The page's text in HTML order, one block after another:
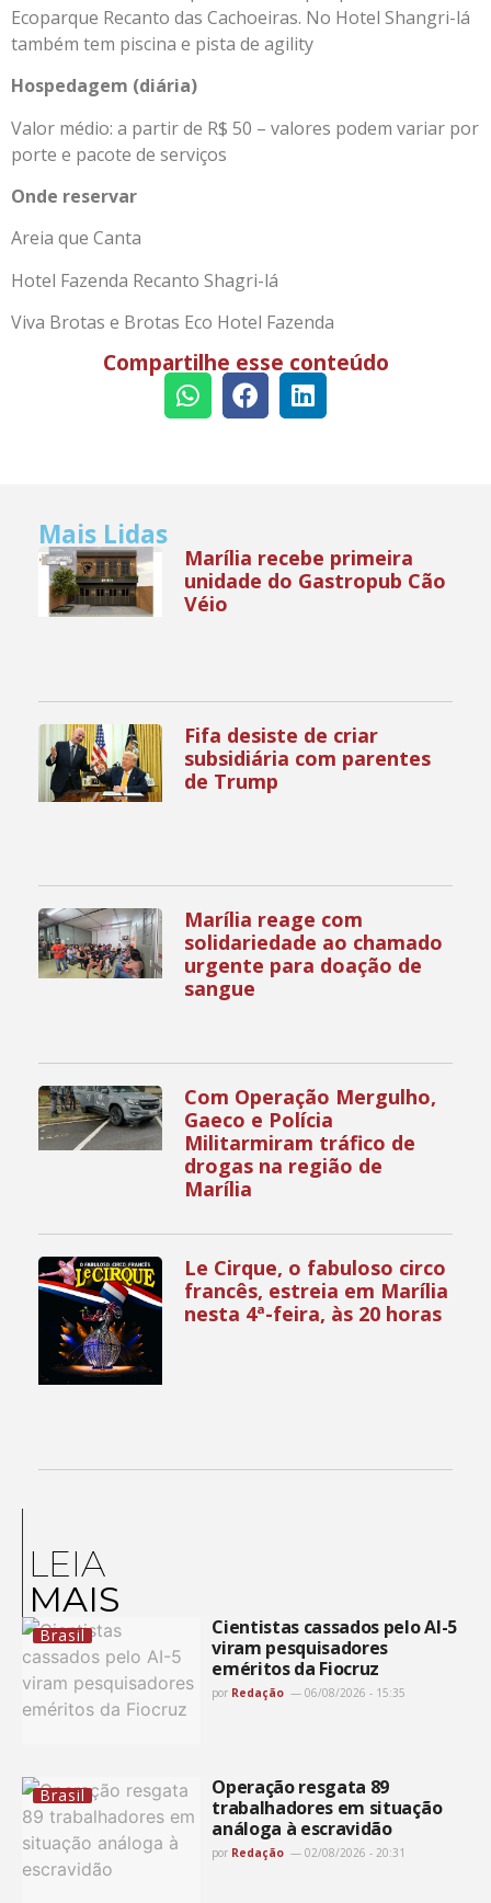
Ecoparque Recanto das Cachoeiras. No Hotel Shangri-lá
também tem piscina e pista de agility
Hospedagem (diária)
Valor médio: a partir de R$ 50 – valores podem variar por
porte e pacote de serviços
Onde reservar
Areia que Canta
Hotel Fazenda Recanto Shagri-lá
Viva Brotas e Brotas Eco Hotel Fazenda
Compartilhe esse conteúdo
Mais Lidas
Marília recebe primeira
unidade do Gastropub Cão
Véio
Fifa desiste de criar
subsidiária com parentes
de Trump
Marília reage com
solidariedade ao chamado
urgente para doação de
sangue
Com Operação Mergulho,
Gaeco e Polícia
Militarmiram tráfico de
drogas na região de
Marília
Le Cirque, o fabuloso circo
francês, estreia em Marília
nesta 4ª-feira, às 20 horas
LEIA
MAIS
Brasil
Cientistas cassados pelo AI-5
viram pesquisadores
eméritos da Fiocruz
por Redação 06/08/2026 - 15:35
Brasil
Operação resgata 89
trabalhadores em situação
análoga à escravidão
por Redação 02/08/2026 - 20:31